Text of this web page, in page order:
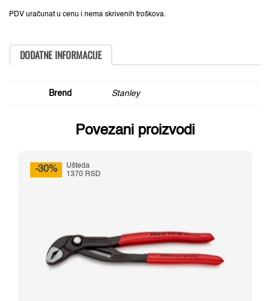
PDV uračunat u cenu i nema skrivenih troškova.
5m
DODATNE INFORMACIJE
Brend Stanley
Povezani proizvodi
-30%
Ušteda
1370 RSD